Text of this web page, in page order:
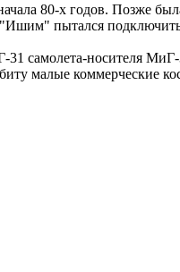
80-х годов. Позже
пытался
самолета-носителя МиГ-
малые коммерческие